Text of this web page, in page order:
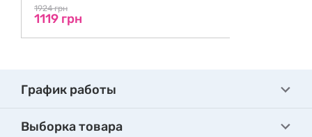
1924 грн
1119 грн
График работы
Выборка товара